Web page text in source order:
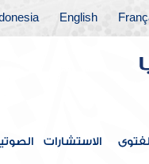
English
الاستشارات